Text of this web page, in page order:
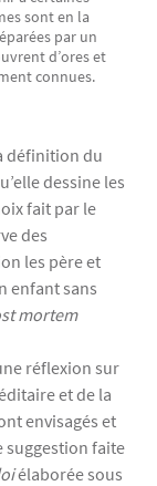
sont en la
par un
d’ores et
connues.
définition du
dessine les
fait par le
des
les père et
enfant sans
mortem
réflexion sur
et de la
envisagés et
suggestion faite
élaborée sous